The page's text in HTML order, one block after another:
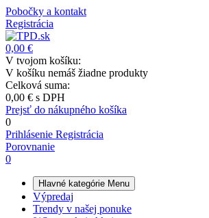
Pobočky a kontakt
Registrácia
0,00 €
V tvojom košíku:
V košíku nemáš žiadne produkty
Celková suma:
0,00 € s DPH
Prejsť do nákupného košíka
0
Prihlásenie Registrácia
Porovnanie
0
Hlavné kategórie Menu
Výpredaj
Trendy v našej ponuke